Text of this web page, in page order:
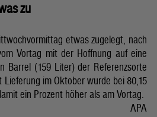
zu
etwas zugelegt, nach
Vortag mit der Hoffnung auf eine
Barrel (159 Liter) der Referenzsorte
im Oktober wurde bei 80,15
ein Prozent höher als am Vortag.
APA